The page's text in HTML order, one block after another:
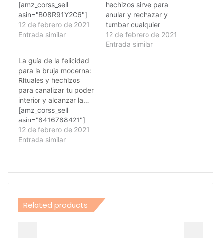
[amz_corss_sell
asin="B08R91Y2C6"]
12 de febrero de 2021
Entrada similar
hechizos sirve para
anular y rechazar y
tumbar cualquier
trabajo ritual o de
magia que alguien esté
12 de febrero de 2021
Entrada similar
La guía de la felicidad
para la bruja moderna:
Rituales y hechizos
para canalizar tu poder
interior y alcanzar la…
[amz_corss_sell
asin="8416788421"]
12 de febrero de 2021
Entrada similar
Related products